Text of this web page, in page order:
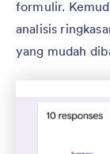
formulir.
analisis
yang mudah